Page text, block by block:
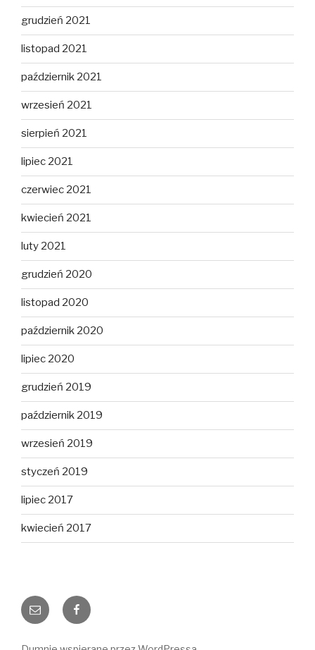
grudzień 2021
listopad 2021
październik 2021
wrzesień 2021
sierpień 2021
lipiec 2021
czerwiec 2021
kwiecień 2021
luty 2021
grudzień 2020
listopad 2020
październik 2020
lipiec 2020
grudzień 2019
październik 2019
wrzesień 2019
styczeń 2019
lipiec 2017
kwiecień 2017
E-
mail
Facebook